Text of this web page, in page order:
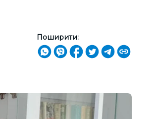
Поширити: